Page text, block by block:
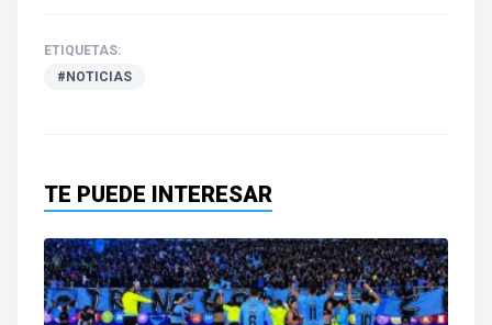
ETIQUETAS:
#NOTICIAS
TE PUEDE INTERESAR